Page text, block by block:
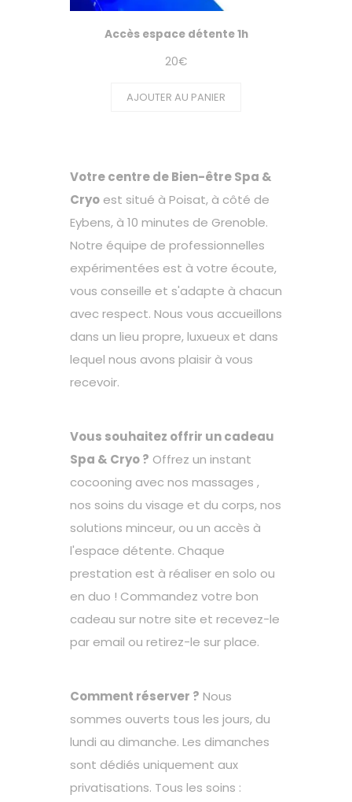
Accès espace détente 1h
20€
AJOUTER AU PANIER
Votre centre de Bien-être Spa &
Cryo est situé à Poisat, à côté de
Eybens, à 10 minutes de Grenoble.
Notre équipe de professionnelles
expérimentées est à votre écoute,
vous conseille et s'adapte à chacun
avec respect. Nous vous accueillons
dans un lieu propre, luxueux et dans
lequel nous avons plaisir à vous
recevoir.
Vous souhaitez offrir un cadeau
Spa & Cryo ? Offrez un instant
cocooning avec nos massages ,
nos soins du visage et du corps, nos
solutions minceur, ou un accès à
l'espace détente. Chaque
prestation est à réaliser en solo ou
en duo ! Commandez votre bon
cadeau sur notre site et recevez-le
par email ou retirez-le sur place.
Comment réserver ? Nous
sommes ouverts tous les jours, du
lundi au dimanche. Les dimanches
sont dédiés uniquement aux
privatisations. Tous les soins :